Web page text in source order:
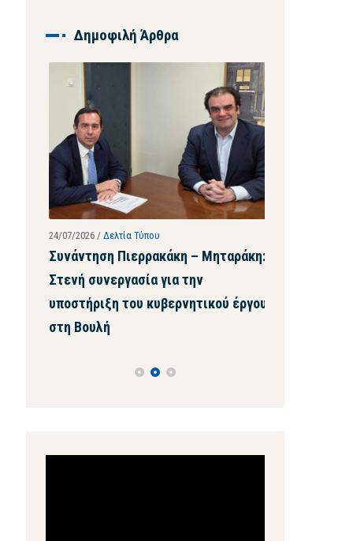
Δημοφιλή Άρθρα
έχω
να
24/07/2026/ Δελτία Τύπου
Συνάντηση Πιερρακάκη – Μηταράκη:
Στενή συνεργασία για την
υποστήριξη του κυβερνητικού έργου
στη Βουλή